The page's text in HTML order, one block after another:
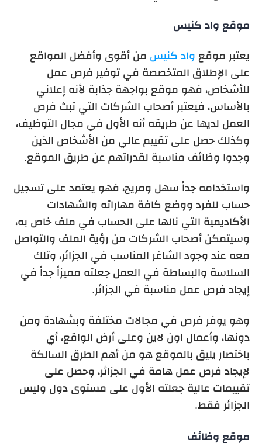
موقع واد كنيس
يعتبر موقع واد كنيس من أقوى وأفضل المواقع
على الإطلاق المتخصصة في توفير فرص عمل
للأشخاص، فهو موقع بواجهة جذابة لأنه إعلاني
بالأساس، فيعتبر أصحاب الشركات التي تبث فرص
العمل لديها عن طريقه أنه الأول في مجال التوظيف،
وكذلك حصل على تقييم عالي من الأشخاص الذين
وجدوا وظائف مناسبة لقدراتهم عن طريق الموقع.
واستخدامه جداً سهل ومريح، فهو يعتمد على تسجيل
حساب للفرد ووضع كافة مهاراته والشهادات
الأكاديمية التي نالها على الحساب في ملف خاص به،
وسيتمكن أصحاب الشركات من رؤية الملف والتواصل
معه عند وجود الشاغر المناسب في الجزائر، وتلك
السلاسة والبساطة في العمل جعلته مميزاً جداً في
إيجاد فرص عمل مناسبة في الجزائر.
وهو يوفر فرص في مجالات مختلفة وبشهادة ومن
دونها، وأعمال اون لاين وعلى أرض الواقع، أي
باختصار يليق بالموقع هو من أهم الطرق السالكة
لإيجاد فرص عمل هامة في الجزائر، وحصل على
تقييمات عالية جعلته الأول على مستوى دول وليس
الجزائر فقط.
موقع وظائف